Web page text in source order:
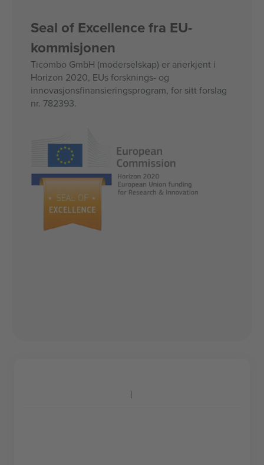
Seal of Excellence fra EU-
kommisjonen
Ticombo GmbH (moderselskap) er anerkjent i
Horizon 2020, EUs forsknings- og
innovasjonsfinansieringsprogram, for sitt forslag
nr. 782393.